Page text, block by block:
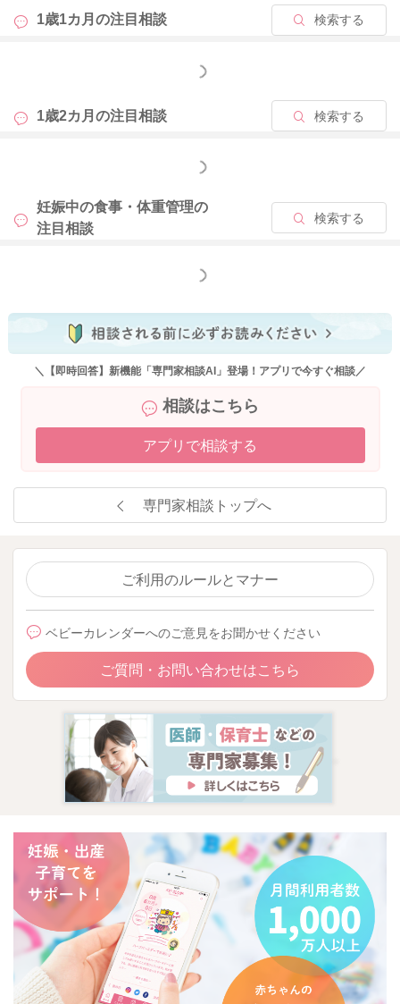
・病中・病後で胃腸機能が低下している
・（気温の高い日は）暑さで食欲が低下している
たりが起こる時期ですので、気持ち的な面で、急にママに甘え
たくなったり、食事よりも母乳が飲みたい気持ちになったのか
このような理由による食事量の低下は一時的で、長くは続かな
また、歯が生え始めると口の中の違和感から食事量が落ちた
とんどですので、今はお子さんが少しでも食べてくれるものを
中心に用意してあげて、ご様子を見てあげると良いかと思いま
す。。
もし病中病後や暑さでバテ気味なご様子だったり、長く食欲低
下が続いており体重が減ってきているようでしたら、一度小児
科を受診して、お口の中や体調面などに問題がないか診てもら
うと安心かと思います。
少しでもご参考になりましたら幸いです。
またご不安なことなどありましたらご相談くださいね。
1歳1カ月の注目相談 検索する
もっと見る
1歳2カ月の注目相談 検索する
もっと見る
妊娠中の食事・体重管理の
注目相談
検索する
もっと見る
＼【即時回答】新機能「専門家相談AI」登場！アプリで今すぐ相談／
相談はこちら
アプリで相談する
専門家相談トップへ
ご利用のルールとマナー
ベビーカレンダーへのご意見をお聞かせください
ご質問・お問い合わせはこちら